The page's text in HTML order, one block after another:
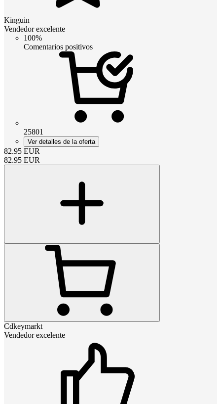
Kinguin
Vendedor excelente
100%
Comentarios positivos
25801
Ver detalles de la oferta
82.95 EUR
82.95 EUR
Cdkeymarkt
Vendedor excelente